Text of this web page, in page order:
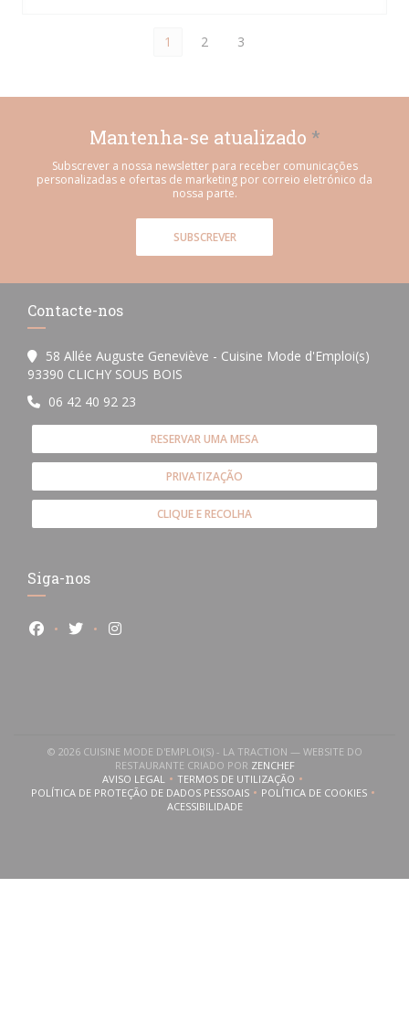
1 2 3
Mantenha-se atualizado *
Subscrever a nossa newsletter para receber comunicações
personalizadas e ofertas de marketing por correio eletrónico da
nossa parte.
SUBSCREVER
Contacte-nos
58 Allée Auguste Geneviève - Cuisine Mode d'Emploi(s)
93390 CLICHY SOUS BOIS
06 42 40 92 23
RESERVAR UMA MESA
PRIVATIZAÇÃO
CLIQUE E RECOLHA
Siga-nos
Facebook ((abre numa nova janela))
Twitter ((abre numa nova janela))
Instagram ((abre numa nova janela))
© 2026 CUISINE MODE D'EMPLOI(S) - LA TRACTION — WEBSITE DO
RESTAURANTE CRIADO POR ZENCHEF((ABRE NUMA NOVA
AVISO LEGAL((ABRE NUMA NOVA JANELA))
TERMOS DE UTILIZAÇÃO((ABRE NUMA NOVA JANELA))
POLÍTICA DE PROTEÇÃO DE DADOS PESSOAIS
((ABRE NUMA NOVA JANELA))POLÍTICA DE COOKIES
((ABRE NUMA
ACESSIBILIDADE((ABRE NUMA NOVA JANELA))